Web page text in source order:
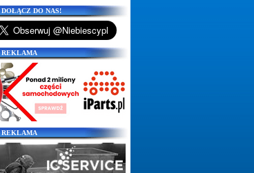
DOŁĄCZ DO NAS!
REKLAMA
REKLAMA